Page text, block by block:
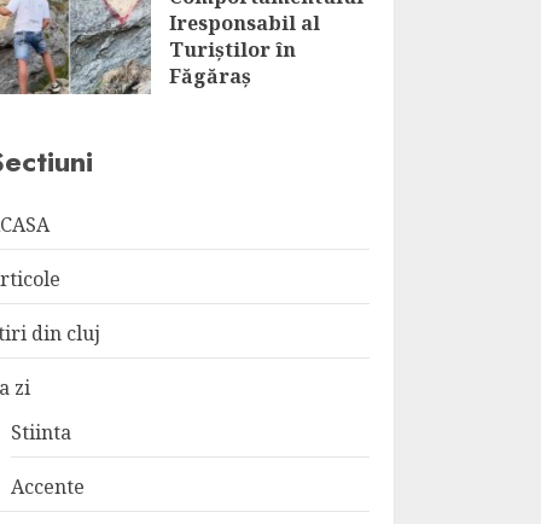
Iresponsabil al
Turiștilor în
Făgăraș
din cluj
zi
Stiinta
Accente